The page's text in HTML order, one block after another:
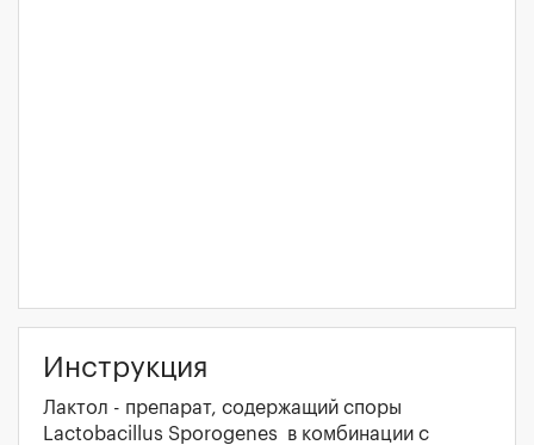
Инструкция
Лактол - препарат, содержащий споры
Lactobacillus Sporogenes в комбинации с